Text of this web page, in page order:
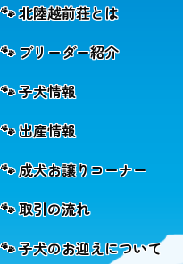
🐾 北陸越前荘とは
🐾 ブリーダー紹介
🐾 子犬情報
🐾 出産情報
🐾 成犬お譲りコーナー
🐾 取引の流れ
🐾 子犬のお迎えについて